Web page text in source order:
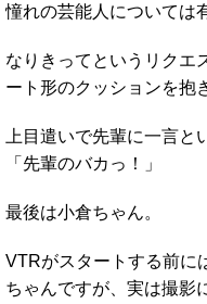
憧れの芸能人については
なりきってというリクエ
ート形のクッションを抱
上目遣いで先輩に一言
「先輩のバカっ！」
最後は小倉ちゃん。
VTRがスタートする前に
ちゃんですが、実は撮影